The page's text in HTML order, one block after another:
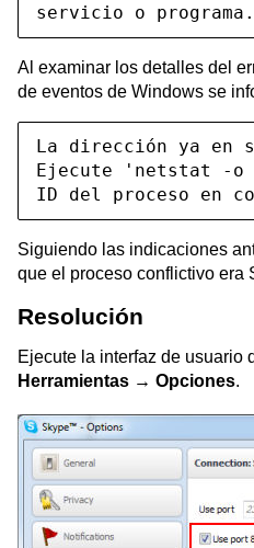
servicio o programa.
Al examinar los detalles del
de eventos de Windows se
La dirección ya en
Ejecute 'netstat -o
ID del proceso en
Siguiendo las indicaciones
que el proceso conflictivo era
Resolución
Ejecute la interfaz de usuario
Herramientas → Opciones.